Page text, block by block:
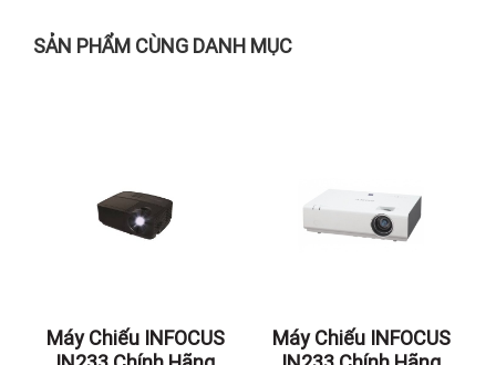
SẢN PHẨM CÙNG DANH MỤC
Máy Chiếu INFOCUS
Máy Chiếu INFOCUS